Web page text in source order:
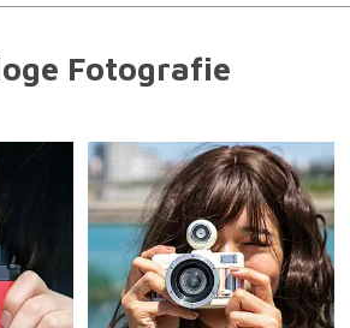
Fotografie